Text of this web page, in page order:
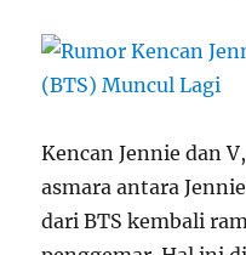
Kencan Jennie dan
asmara antara
dari BTS kembali